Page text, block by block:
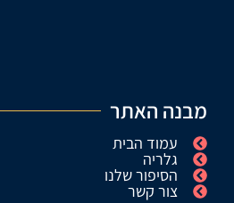
מבנה האתר
עמוד הבית
גלריה
הסיפור שלנו
צור קשר